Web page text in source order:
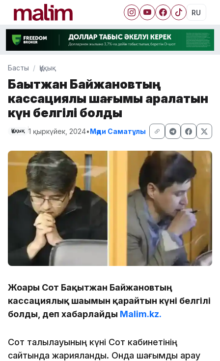
RU
Басты Құқық
Бақытжан Байжановтың
кассациялық шағымы қаралатын
күн белгілі болды
Құқық 1 қыркүйек, 2024•Мәди Саматұлы
Жоғарғы Сот Бақытжан Байжановтың
кассациялық шағымын қарайтын күні белгілі
болды, деп хабарлайды Malim.kz.
Сот талқылауының күні Сот кабинетінің
сайтында жарияланды. Онда шағымды қарау